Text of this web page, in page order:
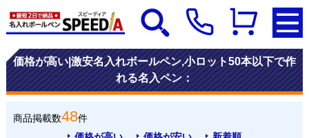
価格が高い|激安名入れボールペン,小ロット50本以下で作
れる名入ペン：
商品掲載数48件